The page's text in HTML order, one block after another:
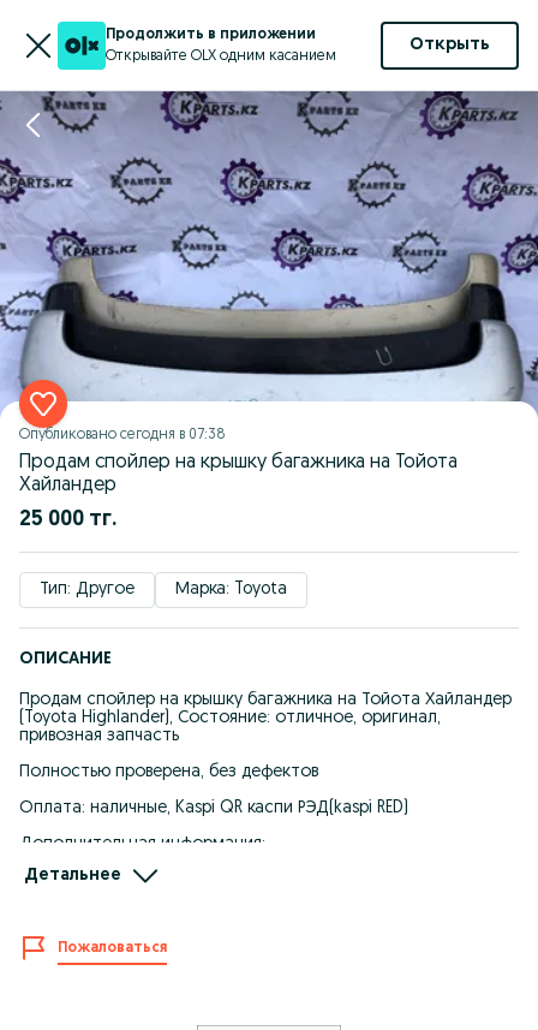
Продолжить в приложении
Открывайте OLX одним касанием
Открыть
Опубликовано сегодня в 07:38
Продам спойлер на крышку багажника на Тойота
Хайландер
25 000 тг.
Тип: Другое Марка: Toyota
ОПИСАНИЕ
Продам спойлер на крышку багажника на Тойота Хайландер
(Toyota Highlander), Состояние: отличное, оригинал,
привозная запчасть
Полностью проверена, без дефектов
Оплата: наличные, Kaspi QR каспи РЭД(kaspi RED)
Дополнительная информация:
• Гарантия на проверку 3 дня
Только проверенные автозапчасти с гарантией качества
Доставка по всему Казахстану через курьерские службы,
транспортные компании, фуры, автобусы
Доставка и самовывоз:
Детальнее
Пожаловаться